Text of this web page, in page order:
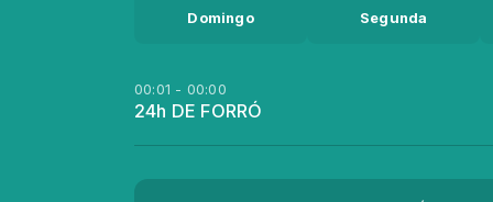
Domingo Segunda
00:01 - 00:00
24h DE FORRÓ